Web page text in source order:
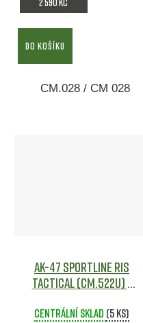
DO KOŠÍKU
CM.028 / CM 028
AK-47 Sportline RIS
Tactical (CM.522U) -
Centrální sklad (5 ks)